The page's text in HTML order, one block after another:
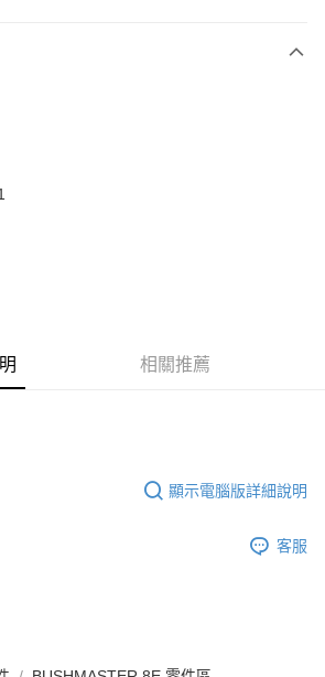
含以上)免運費
相關推薦
顯示電腦版詳細說明
客服